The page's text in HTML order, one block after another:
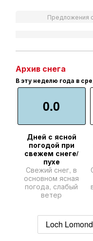
Предложения
Архив снега
В эту неделю года в
0.0
Дней с ясной
погодой при
свежем снеге/
пухе
Свежий снег, в
основном ясная
погода, слабый
ветер
Loch